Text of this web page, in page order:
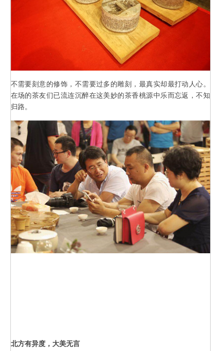
不需要刻意的修饰，不需要过多的雕刻，最真实却最打动人心。
在场的茶友们已流连沉醉在这美妙的茶香桃源中乐而忘返，不知
归路。
北方有异度，大美无言